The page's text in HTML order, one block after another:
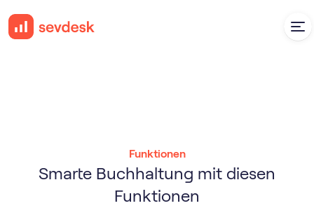
Funktionen
Smarte Buchhaltung mit diesen
Funktionen